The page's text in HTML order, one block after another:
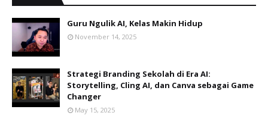
Guru Ngulik AI, Kelas Makin Hidup
November 14, 2025
Strategi Branding Sekolah di Era AI:
Storytelling, Cling AI, dan Canva sebagai Game
Changer
May 15, 2025